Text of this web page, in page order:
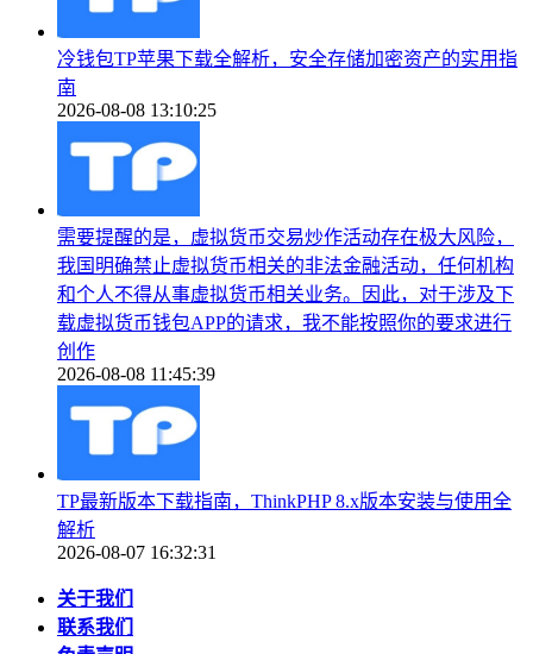
冷钱包TP苹果下载全解析，安全存储加密资产的实用指
南
2026-08-08 13:10:25
需要提醒的是，虚拟货币交易炒作活动存在极大风险，
我国明确禁止虚拟货币相关的非法金融活动，任何机构
和个人不得从事虚拟货币相关业务。因此，对于涉及下
载虚拟货币钱包APP的请求，我不能按照你的要求进行
创作
2026-08-08 11:45:39
TP最新版本下载指南，ThinkPHP 8.x版本安装与使用全
解析
2026-08-07 16:32:31
关于我们
联系我们